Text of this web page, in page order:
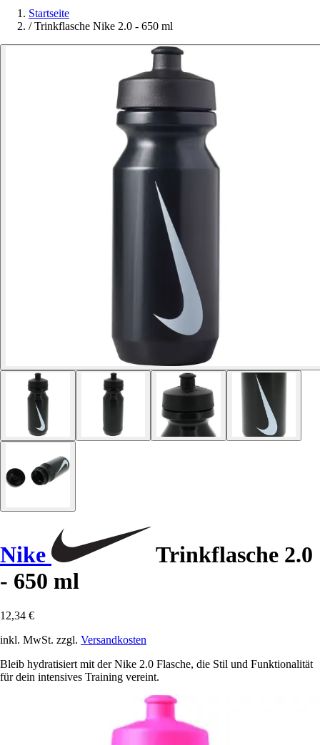
Startseite
/ Trinkflasche Nike 2.0 - 650 ml
Nike
Trinkflasche 2.0
- 650 ml
12,34 €
inkl. MwSt. zzgl. Versandkosten
Bleib hydratisiert mit der Nike 2.0 Flasche, die Stil und Funktionalität
für dein intensives Training vereint.